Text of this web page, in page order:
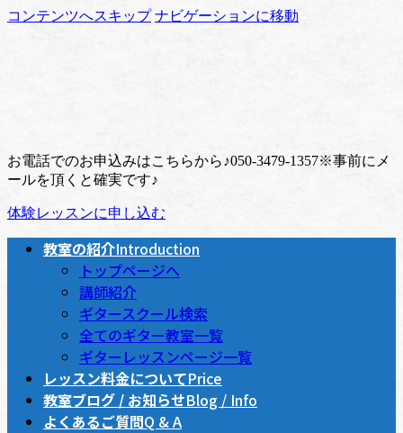
コンテンツへスキップ ナビゲーションに移動
お電話でのお申込みはこちらから♪050-3479-1357※事前にメ
ールを頂くと確実です♪
体験レッスンに申し込む
教室の紹介Introduction
トップページへ
講師紹介
ギタースクール検索
全てのギター教室一覧
ギターレッスンページ一覧
レッスン料金についてPrice
教室ブログ / お知らせBlog / Info
よくあるご質問Q & A